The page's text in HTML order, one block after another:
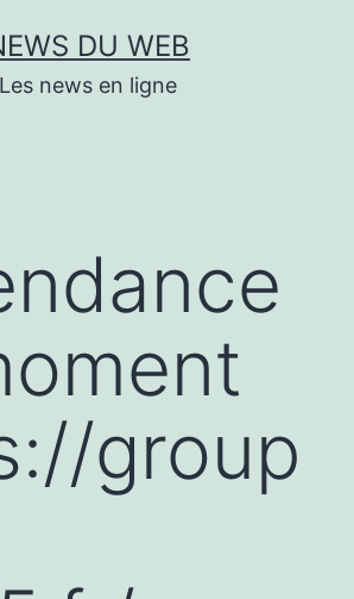
DU WEB
Les news en ligne
group